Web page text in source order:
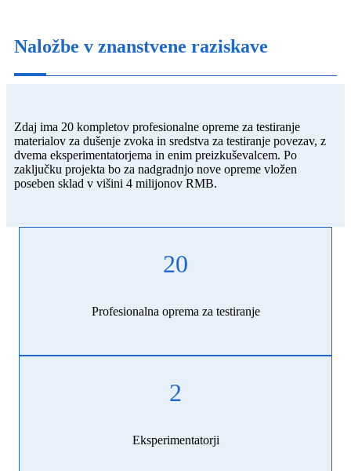
Naložbe v znanstvene raziskave
Zdaj ima 20 kompletov profesionalne opreme za testiranje
materialov za dušenje zvoka in sredstva za testiranje povezav, z
dvema eksperimentatorjema in enim preizkuševalcem. Po
zaključku projekta bo za nadgradnjo nove opreme vložen
poseben sklad v višini 4 milijonov RMB.
20
Profesionalna oprema za testiranje
2
Eksperimentatorji